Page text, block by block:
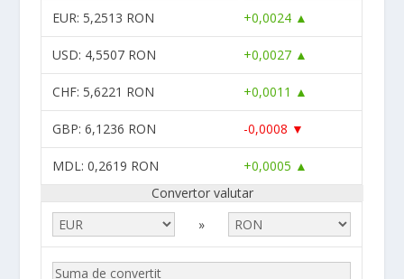
EUR: 5,2513 RON +0,0024 ▲
USD: 4,5507 RON +0,0027 ▲
CHF: 5,6221 RON +0,0011 ▲
GBP: 6,1236 RON -0,0008 ▼
MDL : 0,2619 RON
+0,0005 ▲
Convertor valutar
»